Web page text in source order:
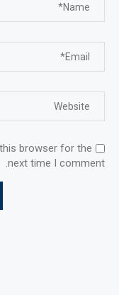
browser for the
next time I comment.